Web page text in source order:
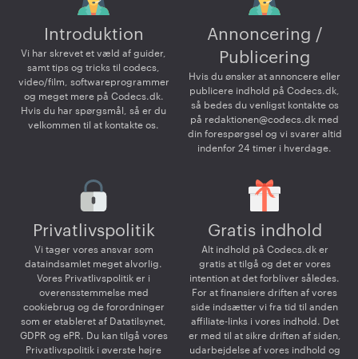
Introduktion
Vi har skrevet et væld af guider,
samt tips og tricks til codecs,
video/film, softwareprogrammer
og meget mere på Codecs.dk.
Hvis du har spørgsmål, så er du
velkommen til at kontakte os.
Annoncering /
Publicering
Hvis du ønsker at annoncere eller
publicere indhold på Codecs.dk,
så bedes du venligst kontakte os
på redaktionen@codecs.dk med
din forespørgsel og vi svarer altid
indenfor 24 timer i hverdage.
Privatlivspolitik
Vi tager vores ansvar som
dataindsamlet meget alvorlig.
Vores Privatlivspolitik er i
overensstemmelse med
cookiebrug og de forordninger
som er etableret af Datatilsynet,
GDPR og ePR. Du kan tilgå vores
Privatlivspolitik i øverste højre
Gratis indhold
Alt indhold på Codecs.dk er
gratis at tilgå og det er vores
intention at det forbliver således.
For at finansiere driften af vores
side indsætter vi fra tid til anden
affiliate-links i vores indhold. Det
er med til at sikre driften af siden,
udarbejdelse af vores indhold og